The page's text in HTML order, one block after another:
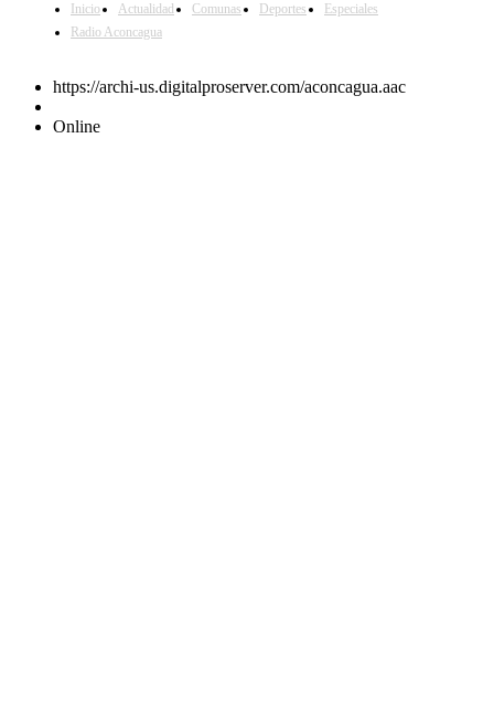
Inicio Actualidad Comunas Deportes
Especiales
Radio Aconcagua
https://archi-us.digitalproserver.com/aconcagua.aac
Online